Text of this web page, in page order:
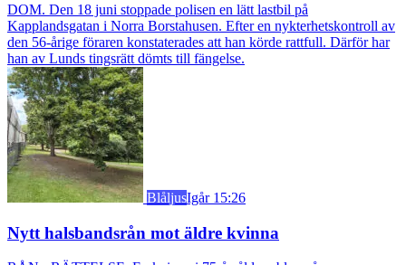
DOM. Den 18 juni stoppade polisen en lätt lastbil på
Kapplandsgatan i Norra Borstahusen. Efter en nykterhetskontroll av
den 56-årige föraren konstaterades att han körde rattfull. Därför har
han av Lunds tingsrätt dömts till fängelse.
BlåljusIgår 15:26
Nytt halsbandsrån mot äldre kvinna